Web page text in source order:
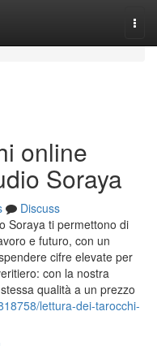
online
Soraya
Discuss
Soraya ti permettono di
e futuro, con un
cifre elevate per
con la nostra
qualità a un prezzo
lettura-dei-tarocchi-